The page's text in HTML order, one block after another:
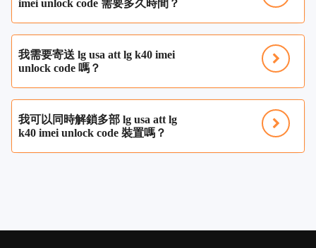
imei unlock code 需要多久時間？
我需要寄送 lg usa att lg k40 imei
unlock code 嗎？
我可以同時解鎖多部 lg usa att lg
k40 imei unlock code 裝置嗎？